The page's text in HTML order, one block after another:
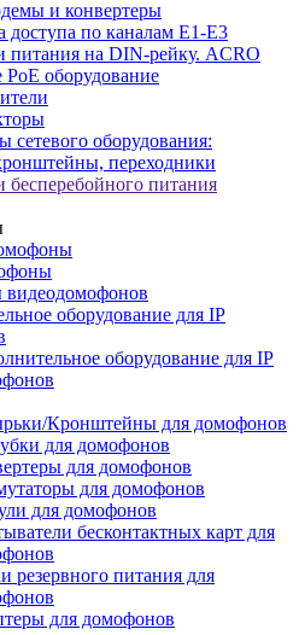
и конвертеры
доступа по каналам E1-E3
питания на DIN-рейку. ACRO
оборудование
сетевого оборудования:
переходники
бесперебойного питания
оборудование для IP
оборудование для IP
Кронштейны для домофонов
для домофонов
для домофонов
для домофонов
для домофонов
бесконтактных карт для
резервного питания для
для домофонов